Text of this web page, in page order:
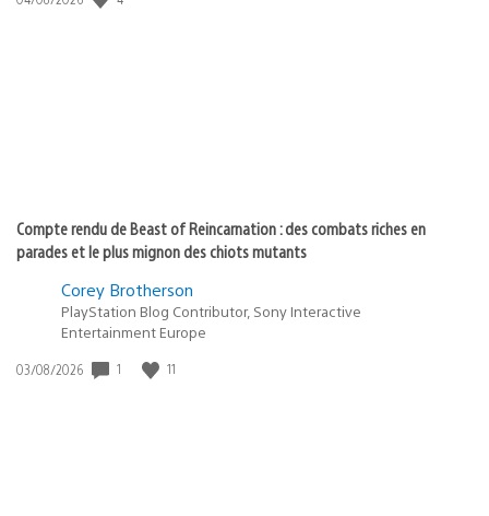
Compte rendu de Beast of Reincarnation : des combats riches en
parades et le plus mignon des chiots mutants
Corey Brotherson
PlayStation Blog Contributor, Sony Interactive
Entertainment Europe
Date
03/08/2026 1 11